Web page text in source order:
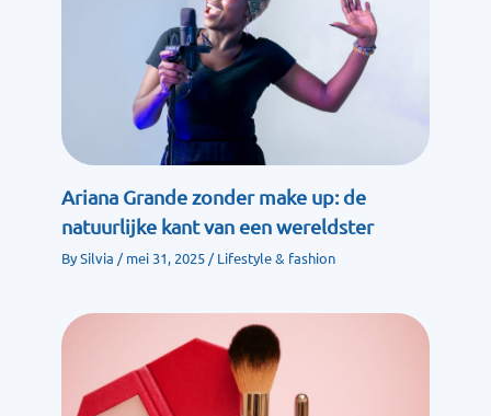
Ariana Grande zonder make up: de
natuurlijke kant van een wereldster
BySilvia /mei 31, 2025 /Lifestyle & fashion